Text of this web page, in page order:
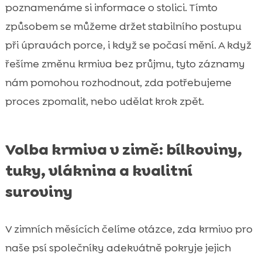
poznamenáme si informace o stolici. Tímto
způsobem se můžeme držet stabilního postupu
při úpravách porce, i když se počasí mění. A když
řešíme změnu krmiva bez průjmu, tyto záznamy
nám pomohou rozhodnout, zda potřebujeme
proces zpomalit, nebo udělat krok zpět.
Volba krmiva v zimě: bílkoviny,
tuky, vláknina a kvalitní
suroviny
V zimních měsících čelíme otázce, zda krmivo pro
naše psí společníky adekvátně pokryje jejich